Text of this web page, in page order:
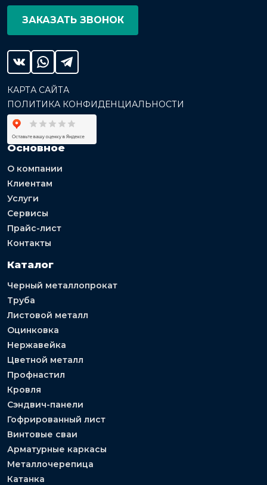
ЗАКАЗАТЬ ЗВОНОК
КАРТА САЙТА
ПОЛИТИКА КОНФИДЕНЦИАЛЬНОСТИ
Основное
О компании
Клиентам
Услуги
Сервисы
Прайс-лист
Контакты
Каталог
Черный металлопрокат
Труба
Листовой металл
Оцинковка
Нержавейка
Цветной металл
Профнастил
Кровля
Сэндвич-панели
Гофрированный лист
Винтовые сваи
Арматурные каркасы
Металлочерепица
Катанка